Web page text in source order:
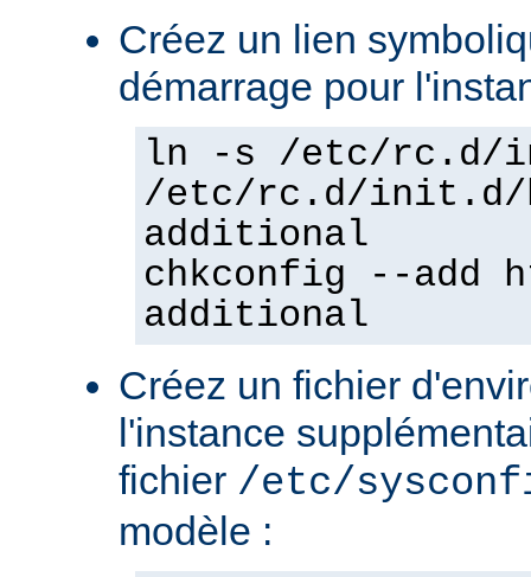
Créez un lien
démarrage pour
ln -s /etc/rc.d/
/etc/rc.d/init.d/
additional
chkconfig --add
additional
Créez un fichier
l'instance
fichier /etc/
modèle :